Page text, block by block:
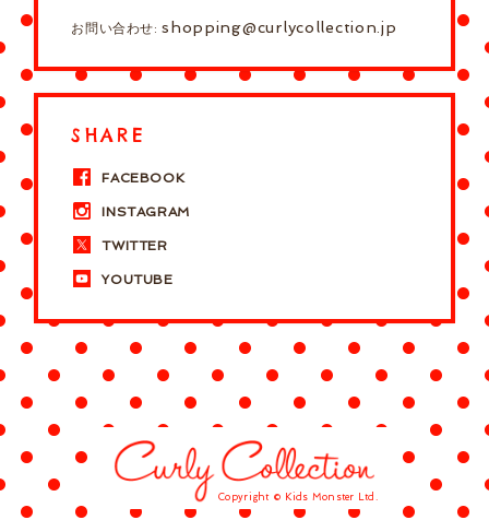
お問い合わせ:shopping@curlycollection.jp
SHARE
FACEBOOK
INSTAGRAM
TWITTER
YOUTUBE
Copyright © Kids Monster Ltd.